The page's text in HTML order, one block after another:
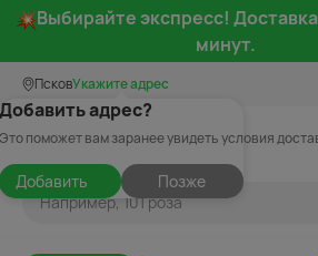
Выбирайте экспресс!
минут.
ПсковУкажите адрес
адрес?
поможет вам заранее увидеть условия
Добавить Позже